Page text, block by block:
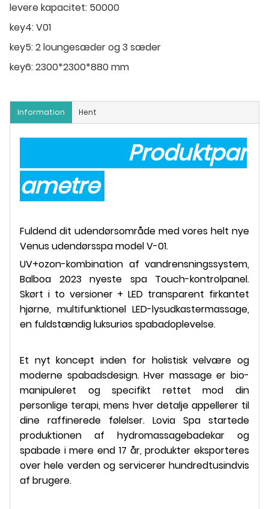
levere kapacitet: 50000
key4:V01
key5:2 loungesæder og 3 sæder
key6:2300*2300*880 mm
Information Hent
Produktpar
ametre
Fuldend dit udendørsområde med vores helt nye
Venus udendørsspa model V-01.
UV+ozon-kombination af vandrensningssystem,
Balboa 2023 nyeste spa Touch-kontrolpanel.
Skørt i to versioner + LED transparent firkantet
hjørne, multifunktionel LED-lysudkastermassage,
en fuldstændig luksuriøs spabadoplevelse.
Et nyt koncept inden for holistisk velvære og
moderne spabadsdesign. Hver massage er bio-
manipuleret og specifikt rettet mod din
personlige terapi, mens hver detalje appellerer til
dine raffinerede følelser. Lovia Spa startede
produktionen af ​​hydromassagebadekar og
spabade i mere end 17 år, produkter eksporteres
over hele verden og servicerer hundredtusindvis
af brugere.